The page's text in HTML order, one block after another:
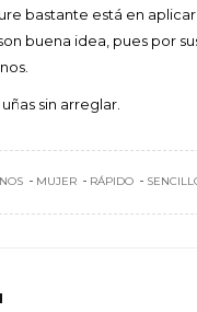
bastante está en
buena idea, pues por
sin arreglar.
MUJER RÁPIDO